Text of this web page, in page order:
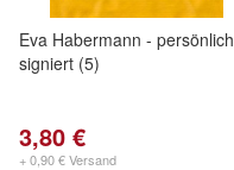
Eva Habermann - persönlich
signiert (5)
3,80 €
+ 0,90 € Versand